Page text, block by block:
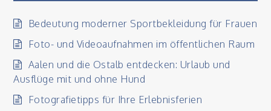
Bedeutung moderner Sportbekleidung für Frauen
Foto- und Videoaufnahmen im öffentlichen Raum
Aalen und die Ostalb entdecken: Urlaub und
Ausflüge mit und ohne Hund
Fotografietipps für Ihre Erlebnisferien